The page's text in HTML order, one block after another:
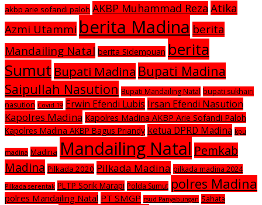
akbp arie sofandi paloh AKBP Muhammad Reza Atika
Azmi Utammi berita Madina berita
Mandailing Natal berita Sidempuan berita
Sumut Bupati Madina Bupati Madina
Saipullah Nasution Bupati Mandailing Natal bupati sukhairi
nasution Covid-19 Erwin Efendi Lubis Irsan Efendi Nasution
Kapolres Madina Kapolres Madina AKBP Arie Sofandi Paloh
Kapolres Madina AKBP Bagus Priandy ketua DPRD Madina kpu
madina Madina Mandailing Natal Pemkab
Madina Pilkada 2020 Pilkada Madina pilkada madina 2024
Pilkada serentak PLTP Sorik Marapi Polda Sumut polres Madina
polres Mandailing Natal PT SMGP rsud Panyabungan Sahata